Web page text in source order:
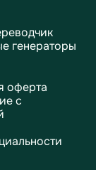
генераторы
оферта
с